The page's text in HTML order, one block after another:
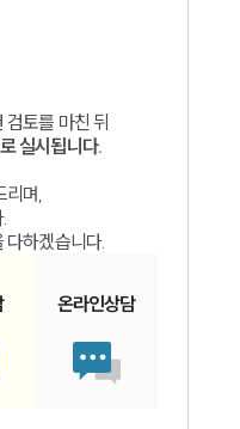
토를 마친 뒤
실시됩니다.
리며,
다하겠습니다.
온라인상담